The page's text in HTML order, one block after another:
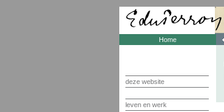
Home
deze website
leven en werk